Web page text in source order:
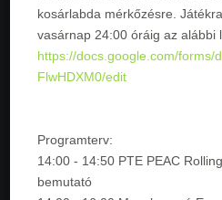
kosárlabda mérkőzésre.
vasárnap 24:00 óráig az alábbi
https://docs.google.com/forms/
FlwHDXM0/edit
Programterv:
14:00 - 14:50 PTE PEAC
bemutató